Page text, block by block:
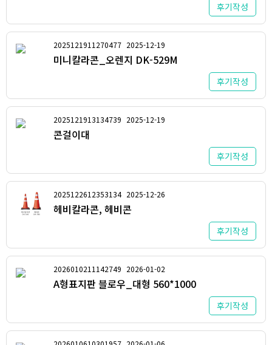
후기작성
2025121911270477 2025-12-19
미니칼라콘_오렌지 DK-529M
후기작성
2025121913134739 2025-12-19
콘걸이대
후기작성
2025122612353134 2025-12-26
헤비칼라콘, 헤비콘
후기작성
2026010211142749 2026-01-02
A형표지판 블로우_대형 560*1000
후기작성